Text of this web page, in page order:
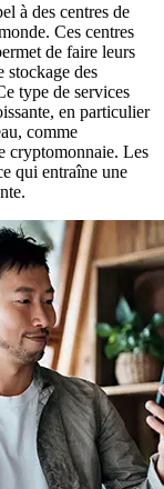
à des centres de
Ces centres
de faire leurs
stockage des
type de services
en particulier
comme
cryptomonnaie. Les
qui entraîne une